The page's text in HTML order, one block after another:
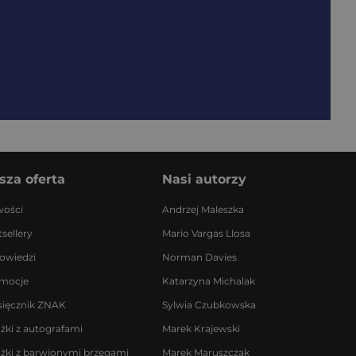
oferta
ZNAK
z autografami
z barwionymi brzegami
Nasi autorzy
Andrzej Maleszka
Mario Vargas Llosa
Norman Davies
Katarzyna Michalak
Sylwia Czubkowska
Marek Krajewski
Marek Maruszczak